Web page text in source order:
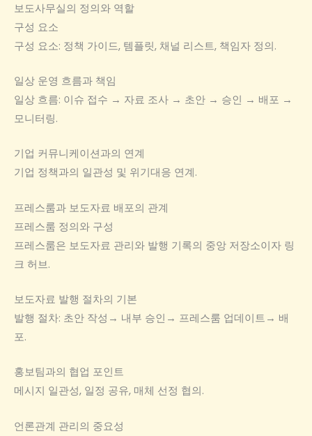
보도사무실의 정의와 역할
구성 요소
구성 요소: 정책 가이드, 템플릿, 채널 리스트, 책임자 정의.
일상 운영 흐름과 책임
일상 흐름: 이슈 접수 → 자료 조사 → 초안 → 승인 → 배포 →
모니터링.
기업 커뮤니케이션과의 연계
기업 정책과의 일관성 및 위기대응 연계.
프레스룸과 보도자료 배포의 관계
프레스룸 정의와 구성
프레스룸은 보도자료 관리와 발행 기록의 중앙 저장소이자 링
크 허브.
보도자료 발행 절차의 기본
발행 절차: 초안 작성→ 내부 승인→ 프레스룸 업데이트→ 배
포.
홍보팀과의 협업 포인트
메시지 일관성, 일정 공유, 매체 선정 협의.
언론관계 관리의 중요성